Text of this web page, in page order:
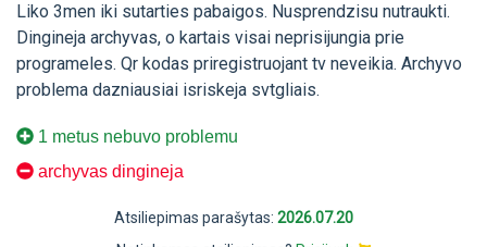
Liko 3men iki sutarties pabaigos. Nusprendzisu nutraukti.
Dingineja archyvas, o kartais visai neprisijungia prie
programeles. Qr kodas priregistruojant tv neveikia. Archyvo
problema dazniausiai isriskeja svtgliais.
1 metus nebuvo problemu
archyvas dingineja
Atsiliepimas parašytas: 2026.07.20